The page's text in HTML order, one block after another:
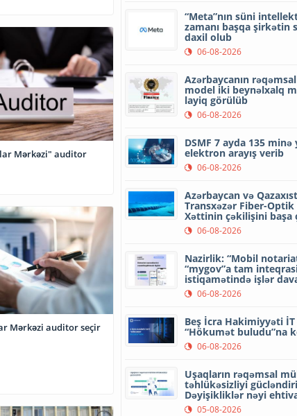
Mərkəzi" auditor
Mərkəzi auditor seçir
“Meta”nın süni
zamanı başqa şirkətin
daxil olub
06-08-2026
Azərbaycanın
model iki beynəlxalq
layiq görülüb
06-08-2026
DSMF 7 ayda 135 minə
elektron arayış verib
06-08-2026
Azərbaycan və
Transxəzər Fiber-Optik
Xəttinin çəkilişini başa
06-08-2026
Nazirlik: “Mobil
“mygov”a tam
istiqamətində işlər
06-08-2026
Beş İcra Hakimiyyəti
“Hökumət buludu”na
06-08-2026
Uşaqların rəqəmsal
təhlükəsizliyi
Dəyişikliklər nəyi
05-08-2026